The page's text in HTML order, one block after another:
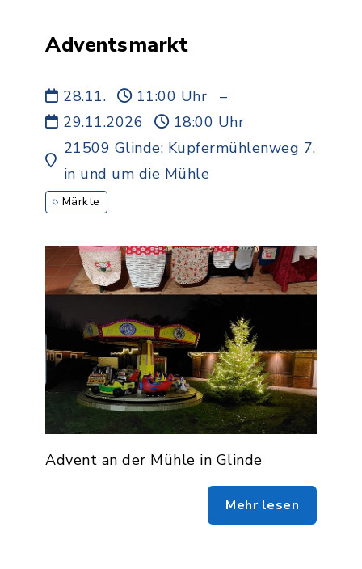
Adventsmarkt
28.11. 11:00 Uhr
–
29.11.2026
18:00 Uhr
21509 Glinde; Kupfermühlenweg 7,
in und um die Mühle
Märkte
Advent an der Mühle in Glinde
Mehr lesen